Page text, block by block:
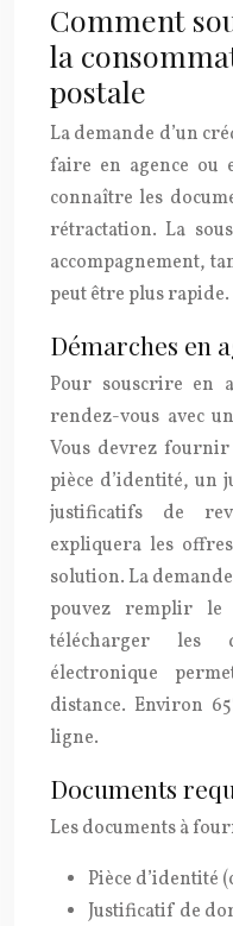
Comment
la
postale
La demande d’un
faire en agence ou
connaître les
rétractation. La
accompagnement,
peut être plus rapide.
Démarches en
Pour souscrire en
rendez-vous avec
Vous devrez fournir
pièce d’identité, un
justificatifs de
expliquera les
solution. La
pouvez remplir
télécharger les
électronique
distance. Environ
ligne.
Documents
Les documents à
Pièce d’identité
Justificatif de